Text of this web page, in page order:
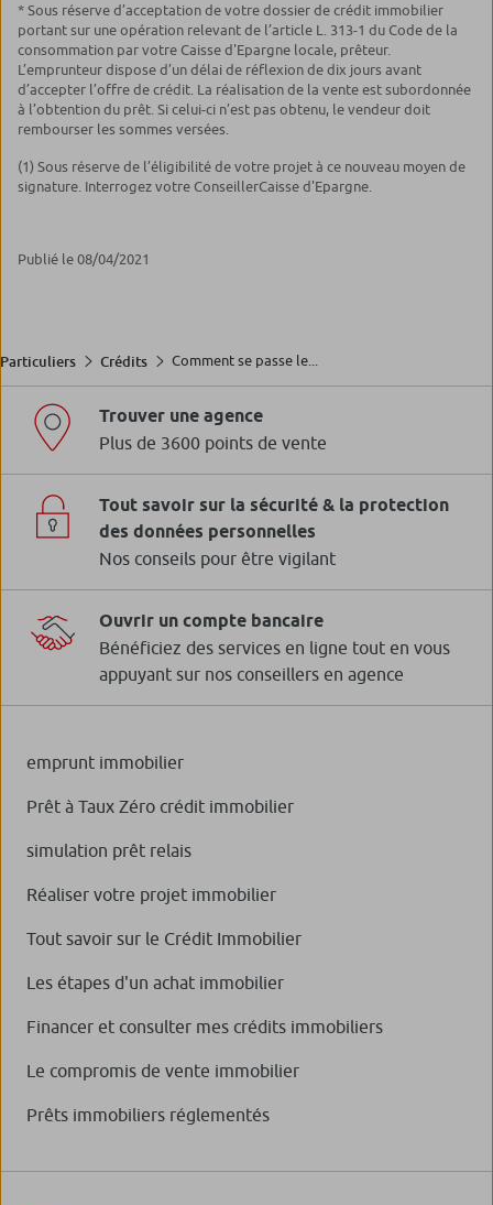
* Sous réserve d’acceptation de votre dossier de crédit immobilier
portant sur une opération relevant de l’article L. 313-1 du Code de la
consommation par votre Caisse d'Epargne locale, prêteur.
L’emprunteur dispose d’un délai de réflexion de dix jours avant
d’accepter l’offre de crédit. La réalisation de la vente est subordonnée
à l’obtention du prêt. Si celui-ci n’est pas obtenu, le vendeur doit
rembourser les sommes versées.
(1) Sous réserve de l’éligibilité de votre projet à ce nouveau moyen de
signature. Interrogez votre ConseillerCaisse d'Epargne.
Publié le 08/04/2021
Particuliers Crédits Comment se passe le...
Trouver une agence
Plus de 3600 points de vente
Tout savoir sur la sécurité & la protection
des données personnelles
Nos conseils pour être vigilant
Ouvrir un compte bancaire
Bénéficiez des services en ligne tout en vous
appuyant sur nos conseillers en agence
emprunt immobilier
Prêt à Taux Zéro crédit immobilier
simulation prêt relais
Réaliser votre projet immobilier
Tout savoir sur le Crédit Immobilier
Les étapes d'un achat immobilier
Financer et consulter mes crédits immobiliers
Le compromis de vente immobilier
Prêts immobiliers réglementés